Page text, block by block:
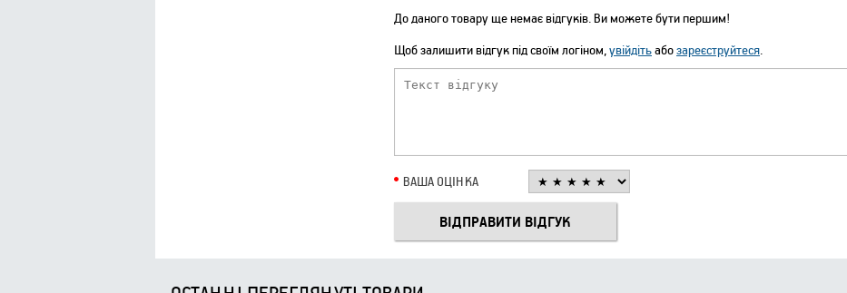
До даного товару ще немає відгуків. Ви можете бути першим!
Щоб залишити відгук під своїм логіном,увійдітьабозареєструйтеся.
ВАША ОЦІНКА